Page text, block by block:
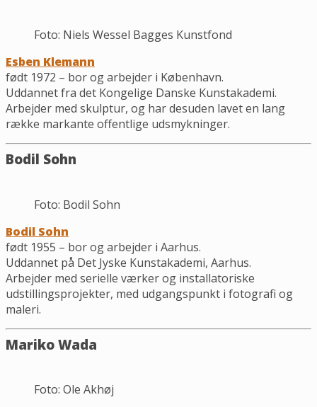
Foto: Niels Wessel Bagges Kunstfond
Esben Klemann
født 1972 – bor og arbejder i København.
Uddannet fra det Kongelige Danske Kunstakademi.
Arbejder med skulptur, og har desuden lavet en lang
række markante offentlige udsmykninger.
Bodil Sohn
Foto: Bodil Sohn
Bodil Sohn
født 1955 – bor og arbejder i Aarhus.
Uddannet på Det Jyske Kunstakademi, Aarhus.
Arbejder med serielle værker og installatoriske
udstillingsprojekter, med udgangspunkt i fotografi og
maleri.
Mariko Wada
Foto: Ole Akhøj